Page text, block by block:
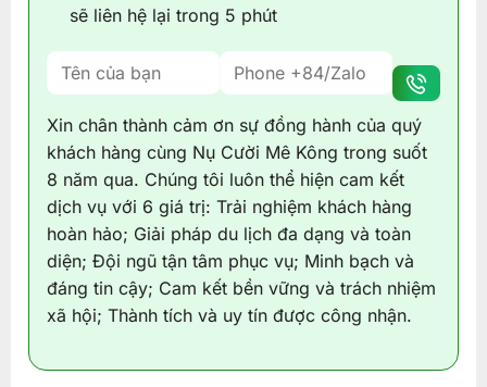
sẽ liên hệ lại trong 5 phút
Xin chân thành cảm ơn sự đồng hành của quý
khách hàng cùng Nụ Cười Mê Kông trong suốt
8 năm qua. Chúng tôi luôn thể hiện cam kết
dịch vụ với 6 giá trị: Trải nghiệm khách hàng
hoàn hảo; Giải pháp du lịch đa dạng và toàn
diện; Đội ngũ tận tâm phục vụ; Minh bạch và
đáng tin cậy; Cam kết bền vững và trách nhiệm
xã hội; Thành tích và uy tín được công nhận.